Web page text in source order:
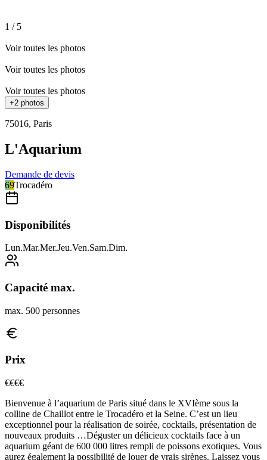
1 / 5
Voir toutes les photos
Voir toutes les photos
Voir toutes les photos
+2 photos
75016, Paris
L'Aquarium
Demande de devis
69Trocadéro
Disponibilités
Lun.Mar.Mer.Jeu.Ven.Sam.Dim.
Capacité max.
max. 500 personnes
Prix
€€€€
Bienvenue à l’aquarium de Paris situé dans le XVIème sous la
colline de Chaillot entre le Trocadéro et la Seine. C’est un lieu
exceptionnel pour la réalisation de soirée, cocktails, présentation de
nouveaux produits …Déguster un délicieux cocktails face à un
aquarium géant de 600 000 litres rempli de poissons exotiques. Vous
aurez également la possibilité de louer de vrais sirènes. Laissez vous